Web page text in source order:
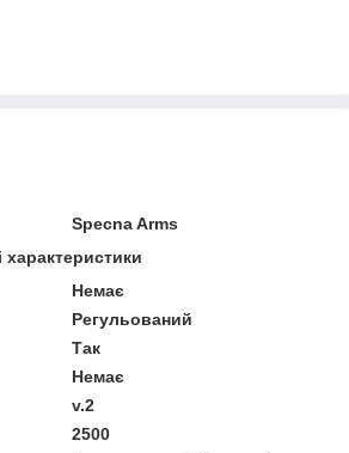
Specna Arms
Немає
Регульований
Так
Немає
v.2
2500